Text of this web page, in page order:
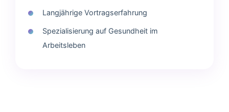
Langjährige Vortragserfahrung
Spezialisierung auf Gesundheit im
Arbeitsleben